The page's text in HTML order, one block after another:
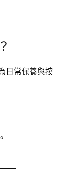
日常保養與按